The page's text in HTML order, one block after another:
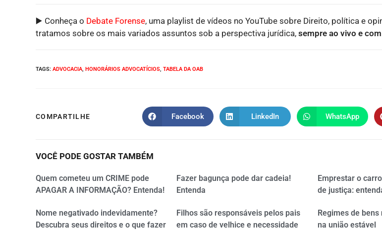
▶️ Conheça o Debate Forense, uma playlist de vídeos no YouTube sobre Direito, política e
tratamos sobre os mais variados assuntos sob a perspectiva jurídica, sempre ao vivo e
TAGS: ADVOCACIA, HONORÁRIOS ADVOCATÍCIOS, TABELA DA OAB
COMPARTILHE Facebook LinkedIn WhatsApp
VOCÊ PODE GOSTAR TAMBÉM
Quem cometeu um CRIME pode
APAGAR A INFORMAÇÃO? Entenda!
Fazer bagunça pode dar cadeia!
Entenda
Emprestar o
de justiça:
Nome negativado indevidamente?
Descubra seus direitos e o que fazer
Filhos são responsáveis pelos pais
em caso de velhice e necessidade
Regimes de
na união estável